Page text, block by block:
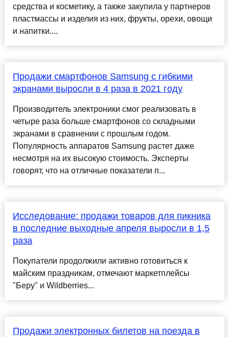
средства и косметику, а также закупила у партнеров
пластмассы и изделия из них, фрукты, орехи, овощи
и напитки....
Продажи смартфонов Samsung с гибкими
экранами выросли в 4 раза в 2021 году
Производитель электроники смог реализовать в
четыре раза больше смартфонов со складными
экранами в сравнении с прошлым годом.
Популярность аппаратов Samsung растет даже
несмотря на их высокую стоимость. Эксперты
говорят, что на отличные показатели п...
Исследование: продажи товаров для пикника
в последние выходные апреля выросли в 1,5
раза
Покупатели продолжили активно готовиться к
майским праздникам, отмечают маркетплейсы
"Беру" и Wildberries...
Продажи электронных билетов на поезда в